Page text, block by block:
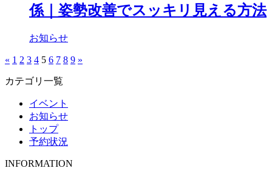
係｜姿勢改善でスッキリ見える方法
お知らせ
« 1 2 3 4 5 6 7 8 9 »
カテゴリ一覧
イベント
お知らせ
トップ
予約状況
INFORMATION